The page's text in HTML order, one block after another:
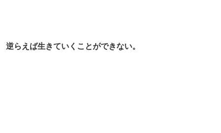
逆らえば生きていくことができない。